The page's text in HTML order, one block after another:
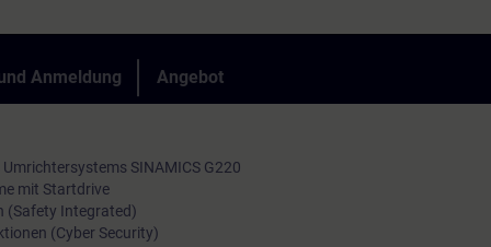
Anmeldung Angebot
SINAMICS G220
mit Startdrive
(Safety Integrated)
(Cyber Security)